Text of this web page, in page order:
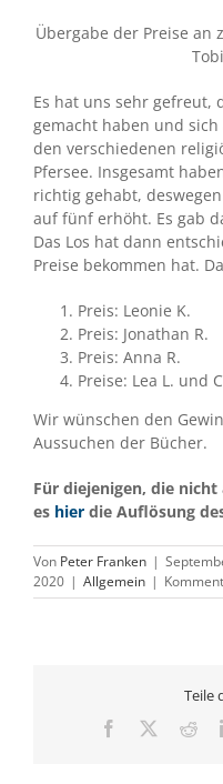
Übergabe der Preise an
Es hat uns sehr gefreut,
gemacht haben und
den verschiedenen
Pfersee. Insgesamt
richtig gehabt,
auf fünf erhöht. Es gab
Das Los hat dann
Preise bekommen hat.
Preis: Leonie K.
Preis: Jonathan R.
Preis: Anna R.
Preise: Lea L. und
Wir wünschen den
Aussuchen der Bücher.
Für diejenigen, die
es hier die Auflösung
Von Peter Franken |
2020 | Allgemein |
Teile
Facebook